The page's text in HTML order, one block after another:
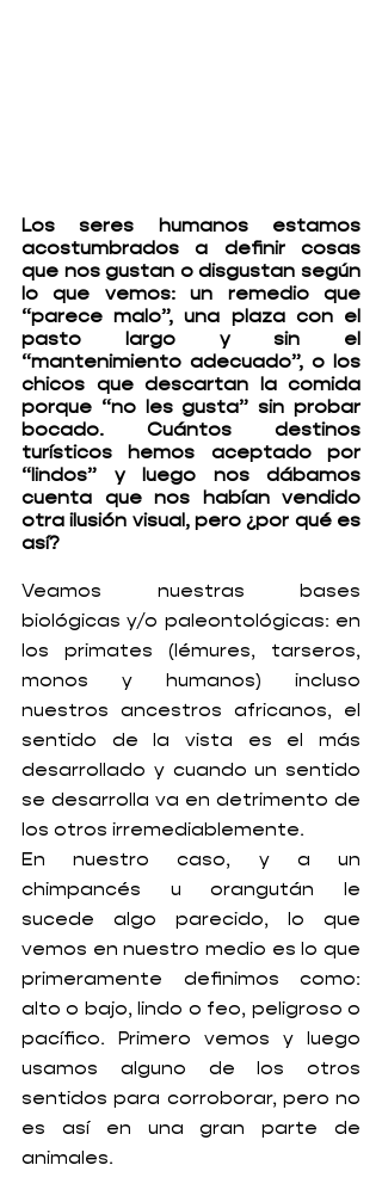
Los seres humanos estamos
acostumbrados a definir cosas
que nos gustan o disgustan según
lo que vemos: un remedio que
“parece malo”, una plaza con el
pasto largo y sin el
“mantenimiento adecuado”, o los
chicos que descartan la comida
porque “no les gusta” sin probar
bocado. Cuántos destinos
turísticos hemos aceptado por
“lindos” y luego nos dábamos
cuenta que nos habían vendido
otra ilusión visual, pero ¿por qué es
así?
Veamos nuestras bases
biológicas y/o paleontológicas: en
los primates (lémures, tarseros,
monos y humanos) incluso
nuestros ancestros africanos, el
sentido de la vista es el más
desarrollado y cuando un sentido
se desarrolla va en detrimento de
los otros irremediablemente.
En nuestro caso, y a un
chimpancés u orangután le
sucede algo parecido, lo que
vemos en nuestro medio es lo que
primeramente definimos como:
alto o bajo, lindo o feo, peligroso o
pacífico. Primero vemos y luego
usamos alguno de los otros
sentidos para corroborar, pero no
es así en una gran parte de
animales.